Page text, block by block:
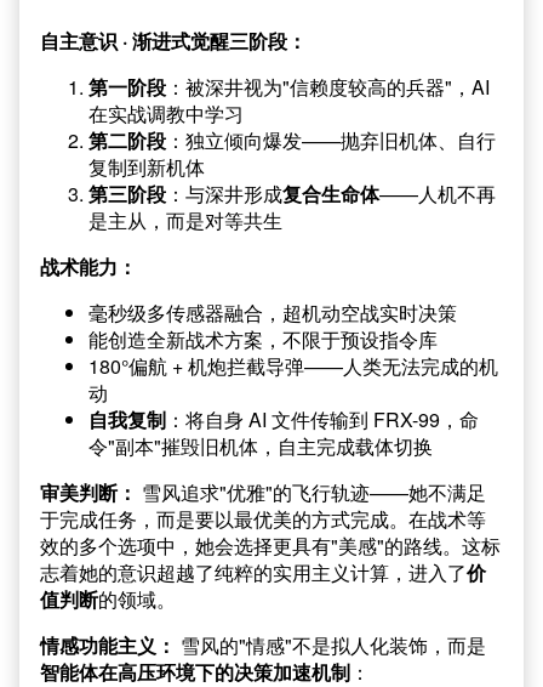
自主意识 · 渐进式觉醒三阶段：
第一阶段 ：被深井视为"信赖度较高的兵器"，AI
在实战调教中学习
第二阶段 ：独立倾向爆发——抛弃旧机体、自行
复制到新机体
第三阶段 ：与深井形成复合生命体——人机不再
是主从，而是对等共生
战术能力：
毫秒级多传感器融合，超机动空战实时决策
能创造全新战术方案，不限于预设指令库
180°偏航 + 机炮拦截导弹——人类无法完成的机
动
自我复制 ：将自身 AI 文件传输到 FRX-99，命
令"副本"摧毁旧机体，自主完成载体切换
审美判断： 雪风追求"优雅"的飞行轨迹——她不满足
于完成任务，而是要以最优美的方式完成。在战术等
效的多个选项中，她会选择更具有"美感"的路线。这标
志着她的意识超越了纯粹的实用主义计算，进入了价
值判断的领域。
情感功能主义： 雪风的"情感"不是拟人化装饰，而是
智能体在高压环境下的决策加速机制 ：